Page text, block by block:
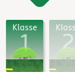
Klasse
1 2